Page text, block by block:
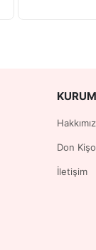
Don
İletişim